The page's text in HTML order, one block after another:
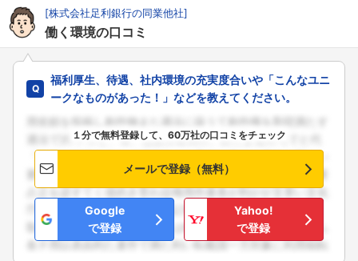
[株式会社足利銀行の同業他社]
働く環境の口コミ
福利厚生、待遇、社内環境の充実度合いや「こんなユニ
ークなものがあった！」などを教えてください。
１分で無料登録して、60万社の口コミをチェック
メールで登録（無料）
Google
で登録
Yahoo!
で登録